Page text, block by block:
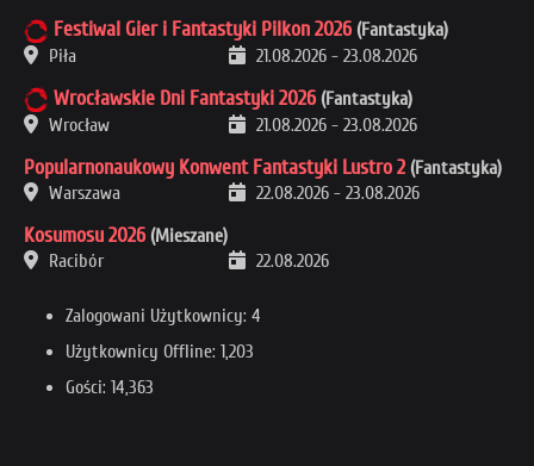
Festiwal Gier i Fantastyki Pilkon 2026 (Fantastyka)
Piła
21.08.2026 - 23.08.2026
Wrocławskie Dni Fantastyki 2026 (Fantastyka)
Wrocław
21.08.2026 - 23.08.2026
Popularnonaukowy Konwent Fantastyki Lustro 2 (Fantastyka)
Warszawa
22.08.2026 - 23.08.2026
Kosumosu 2026 (Mieszane)
Racibór
22.08.2026
Zalogowani Użytkownicy: 4
Użytkownicy Offline: 1,203
Gości: 14,363